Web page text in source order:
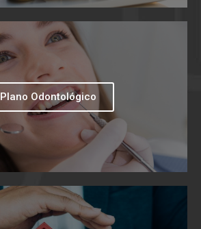
Plano Odontológico